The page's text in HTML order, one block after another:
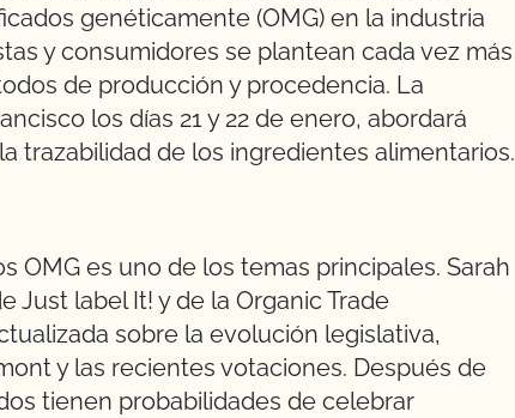
genéticamente (OMG) en la industria
y consumidores se plantean cada vez más
de producción y procedencia. La
los días 21 y 22 de enero, abordará
trazabilidad de los ingredientes alimentarios.
OMG es uno de los temas principales. Sarah
Just label It! y de la Organic Trade
sobre la evolución legislativa,
y las recientes votaciones. Después de
tienen probabilidades de celebrar